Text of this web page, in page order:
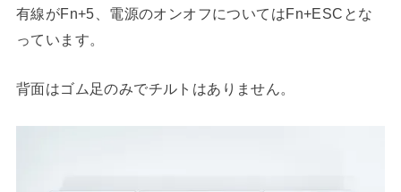
有線がFn+5、電源のオンオフについてはFn+ESCとな
っています。
背面はゴム足のみでチルトはありません。